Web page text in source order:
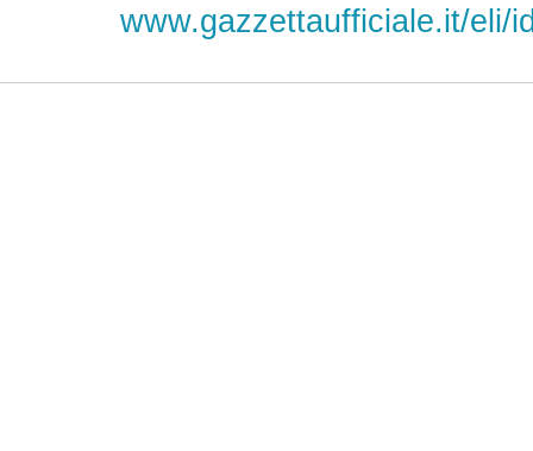
www.gazzettaufficiale.it/eli/